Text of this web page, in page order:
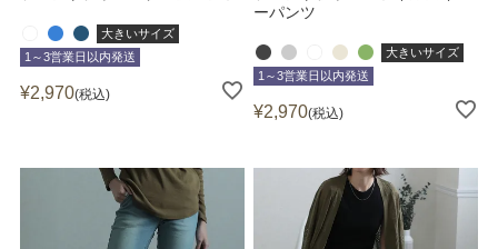
大きいサイズ
1～3営業日以内発送
¥2,970 税込
ーパンツ
大きいサイズ
1～3営業日以内発送
¥2,970 税込